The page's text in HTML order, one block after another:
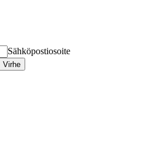
Sähköpostiosoite
Virhe